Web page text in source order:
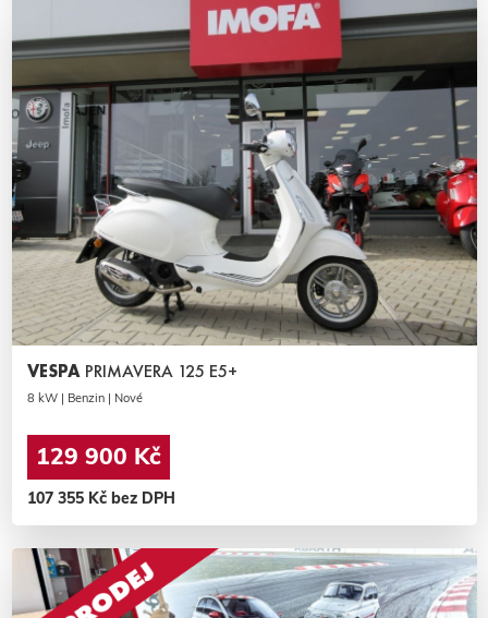
VESPA PRIMAVERA 125 E5+
8 kW | Benzin | Nové
129 900 Kč
107 355 Kč bez DPH